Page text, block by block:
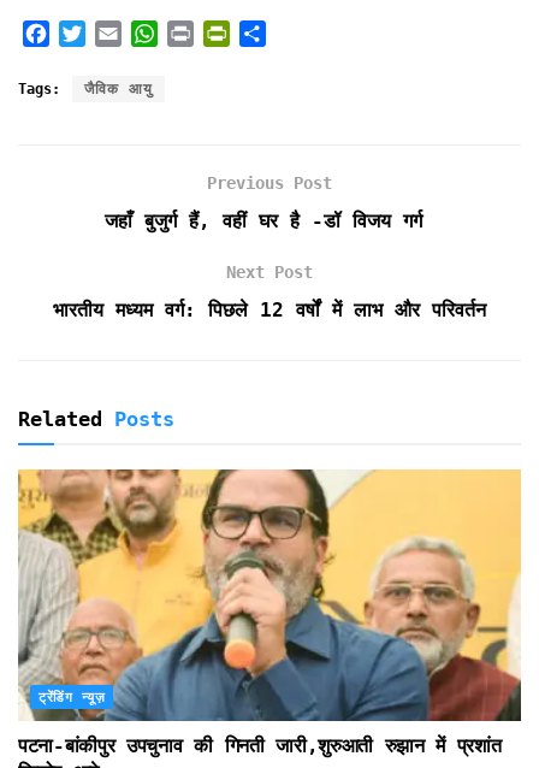
c
i
a
p
r
i
n
d
l
Tags: जैविक आयु
Previous Post
जहाँ बुजुर्ग हैं, वहीं घर है -डॉ विजय गर्ग
Next Post
भारतीय मध्यम वर्ग: पिछले 12 वर्षों में लाभ और परिवर्तन
Related Posts
ट्रेंडिंग न्यूज़
पटना-बांकीपुर उपचुनाव की गिनती जारी,शुरुआती रुझान में प्रशांत